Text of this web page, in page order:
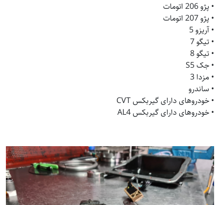
• پژو 206 اتومات
• پژو 207 اتومات
• آریزو 5
• تیگو 7
• تیگو 8
• جک S5
• مزدا 3
• ساندرو
• خودروهای دارای گیربکس CVT
• خودروهای دارای گیربکس AL4